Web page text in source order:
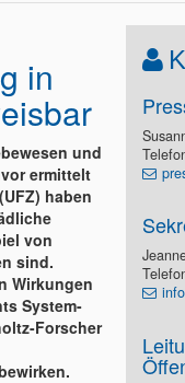
in
und
ermittelt
haben
von
sind.
Wirkungen
System-
Forscher